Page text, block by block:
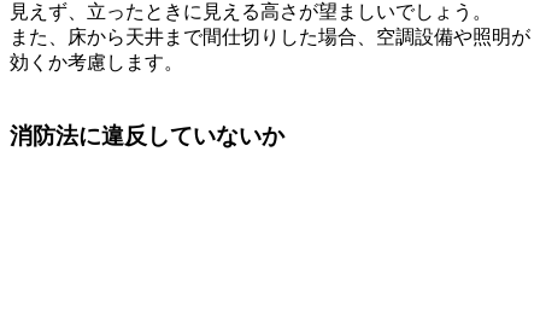
見えず、立ったときに見える高さ が望ましいでしょう。
また、床から天井まで間仕切りした場合、空調設備や照明が
効くか考慮します。
消防法に違反していないか